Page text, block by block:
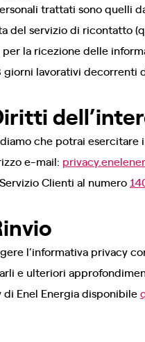
trattati sono quelli
del servizio di ricontatto
la ricezione delle
giorni lavorativi decorrenti
che potrai esercitare
e-mail:
Clienti al numero
l’informativa privacy
e ulteriori
di Enel Energia disponibile